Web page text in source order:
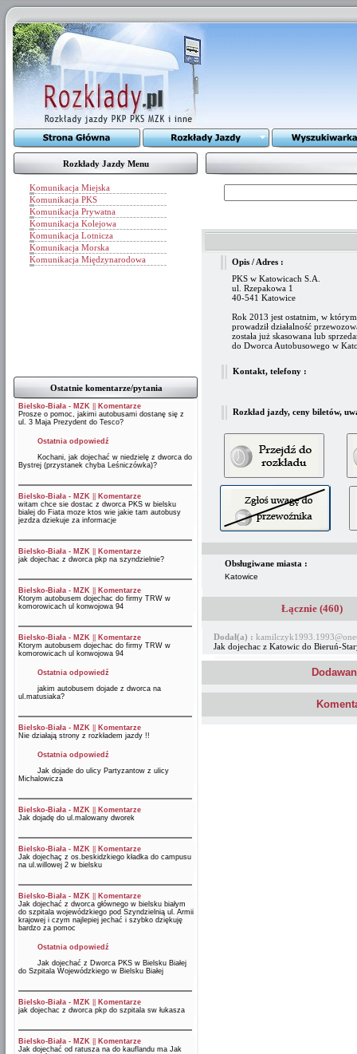
Rozkłady Jazdy Menu
Komunikacja Miejska
Komunikacja PKS
Komunikacja Prywatna
Komunikacja Kolejowa
Komunikacja Lotnicza
Komunikacja Morska
Komunikacja Międzynarodowa
Ostatnie komentarze/pytania
Bielsko-Biała - MZK
Komentarze
Prosze o pomoc, jakimi autobusami dostanę się z
ul. 3 Maja Prezydent do Tesco?
Ostatnia odpowiedź
Kochani, jak dojechać w niedzielę z dworca do
Bystrej (przystanek chyba Leśniczówka)?
Bielsko-Biała - MZK
Komentarze
witam chce sie dostac z dworca PKS w bielsku
bialej do Fiata moze ktos wie jakie tam autobusy
jezdza dziekuje za informacje
Bielsko-Biała - MZK
Komentarze
jak dojechac z dworca pkp na szyndzielnie?
Bielsko-Biała - MZK
Komentarze
Ktorym autobusem dojechac do firmy TRW w
komorowicach ul konwojowa 94
Bielsko-Biała - MZK
Komentarze
Ktorym autobusem dojechac do firmy TRW w
komorowicach ul konwojowa 94
Ostatnia odpowiedź
jakim autobusem dojade z dworca na
ul.matusiaka?
Bielsko-Biała - MZK
Komentarze
Nie działają strony z rozkładem jazdy !!
Ostatnia odpowiedź
Jak dojade do ulicy Partyzantow z ulicy
Michalowicza
Bielsko-Biała - MZK
Komentarze
Jak dojadę do ul.malowany dworek
Bielsko-Biała - MZK
Komentarze
Jak dojechaç z os.beskidzkiego kładka do campusu
na ul.willowej 2 w bielsku
Bielsko-Biała - MZK
Komentarze
Jak dojechać z dworca głównego w bielsku białym
do szpitala wojewódzkiego pod Szyndzielnią ul. Armii
krajowej i czym najlepiej jechać i szybko dziękuję
bardzo za pomoc
Ostatnia odpowiedź
Jak dojechać z Dworca PKS w Bielsku Białej
do Szpitala Wojewódzkiego w Bielsku Białej
Bielsko-Biała - MZK
Komentarze
jak dojechac z dworca pkp do szpitala sw łukasza
Bielsko-Biała - MZK
Komentarze
Jak dojechać od ratusza na do kauflandu ma Jak
Opis / Adres :
PKS w Katowicach S.A.
ul. Rzepakowa 1
40-541 Katowice
Rok 2013 jest ostatnim, w
prowadził działalność
została już skasowana lub
do Dworca Autobusowego w
Kontakt, telefony :
Rozkład jazdy, ceny biletów,
Obsługiwane miasta :
Katowice
Łącznie (460)
Dodał(a) :
Jak dojechac z Katowic do Bieruń-